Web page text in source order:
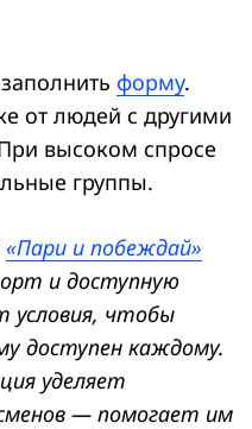
форму.
от людей с другими
высоком спросе
группы.
«Пари и побеждай»
и доступную
условия, чтобы
доступен каждому.
уделяет
— помогает им